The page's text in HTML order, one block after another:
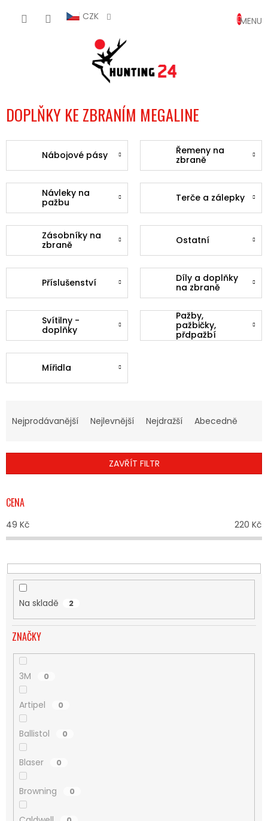
CZK
KOŠÍK
DOPLŇKY KE ZBRANÍM MEGALINE
Nábojové pásy
Řemeny na
zbraně
Návleky na
pažbu
Terče a zálepky
Zásobníky na
zbraně
Ostatní
Příslušenství
Díly a doplňky
na zbraně
Svítilny -
doplňky
Pažby,
pažbičky,
přdpažbí
Mířidla
N
Í
R
O
D
U
T
Ů
Nejprodávanější Nejlevnější Nejdražší Abecedně
ZAVŘÍT FILTR
CENA
49 Kč 220 Kč
Na skladě 2
ZNAČKY
3M 0
Artipel 0
Ballistol 0
Blaser 0
Browning 0